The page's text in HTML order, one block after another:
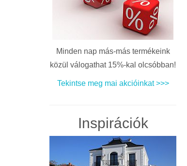
Minden nap más-más termékeink
közül válogathat 15%-kal olcsóbban!
Tekintse meg mai akcióinkat >>>
Inspirációk